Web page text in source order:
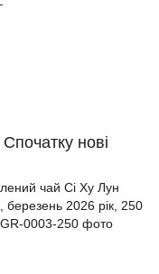
Спочатку нові